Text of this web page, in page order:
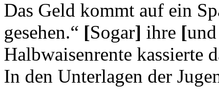
Das Geld kommt auf ein
gesehen.“ [Sogar] ihre [
Halbwaisenrente kassierte
In den Unterlagen der